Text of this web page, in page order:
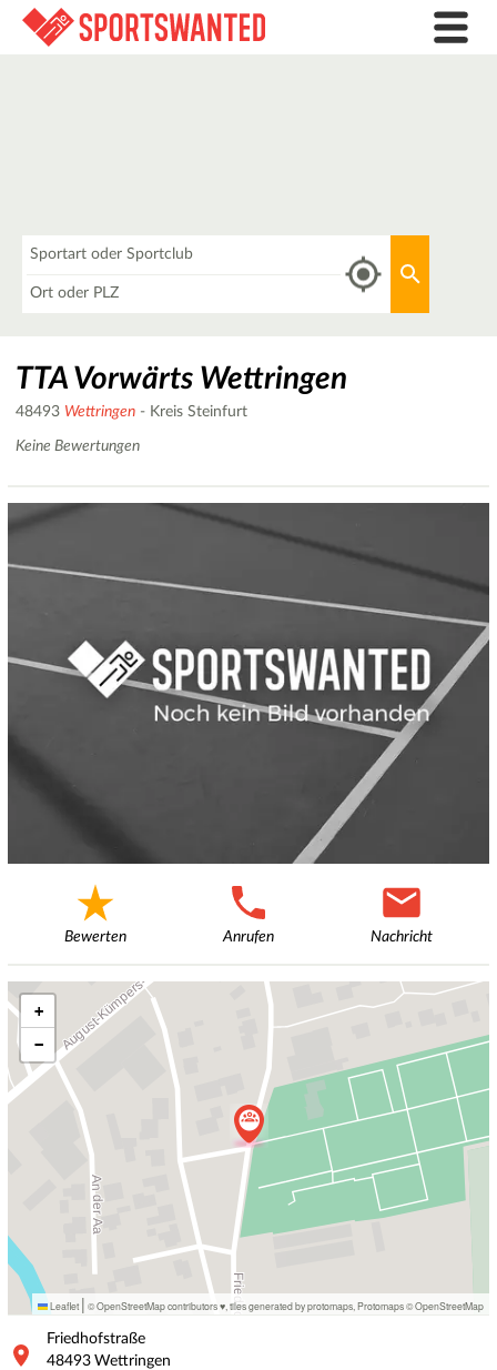
TTA Vorwärts Wettringen
48493 Wettringen - Kreis Steinfurt
Keine Bewertungen
Bewerten Anrufen Nachricht
+
−
Leaflet | © OpenStreetMap contributors ♥, tiles generated by protomaps Protomaps©OpenStreetMap
Friedhofstraße
48493 Wettringen